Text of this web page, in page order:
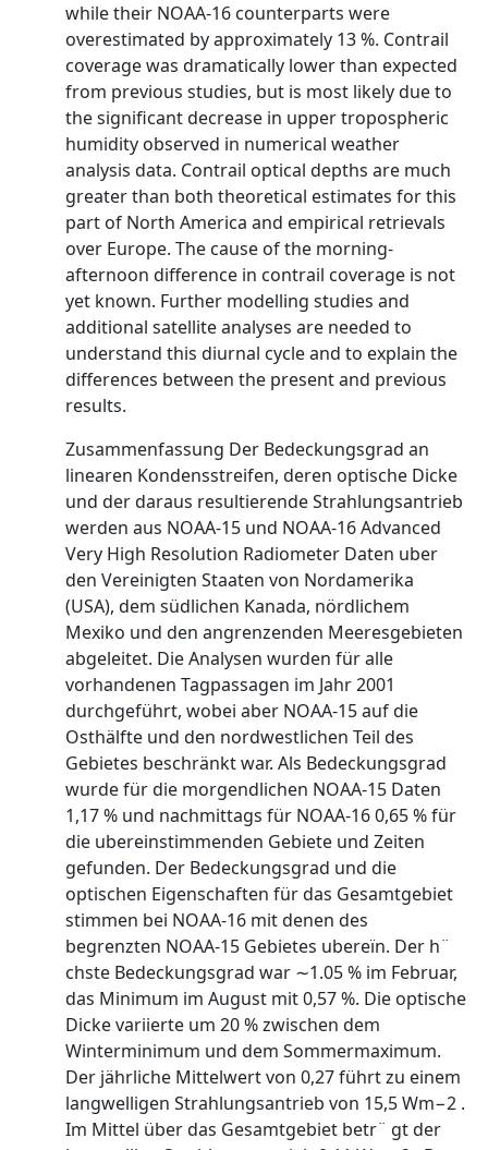
while their NOAA-16 counterparts were
overestimated by approximately 13 %. Contrail
coverage was dramatically lower than expected
from previous studies, but is most likely due to
the significant decrease in upper tropospheric
humidity observed in numerical weather
analysis data. Contrail optical depths are much
greater than both theoretical estimates for this
part of North America and empirical retrievals
over Europe. The cause of the morning-
afternoon difference in contrail coverage is not
yet known. Further modelling studies and
additional satellite analyses are needed to
understand this diurnal cycle and to explain the
differences between the present and previous
results.
Zusammenfassung Der Bedeckungsgrad an
linearen Kondensstreifen, deren optische Dicke
und der daraus resultierende Strahlungsantrieb
werden aus NOAA-15 und NOAA-16 Advanced
Very High Resolution Radiometer Daten uber
den Vereinigten Staaten von Nordamerika
(USA), dem südlichen Kanada, nördlichem
Mexiko und den angrenzenden Meeresgebieten
abgeleitet. Die Analysen wurden für alle
vorhandenen Tagpassagen im Jahr 2001
durchgeführt, wobei aber NOAA-15 auf die
Osthälfte und den nordwestlichen Teil des
Gebietes beschränkt war. Als Bedeckungsgrad
wurde für die morgendlichen NOAA-15 Daten
1,17 % und nachmittags für NOAA-16 0,65 % für
die ubereinstimmenden Gebiete und Zeiten
gefunden. Der Bedeckungsgrad und die
optischen Eigenschaften für das Gesamtgebiet
stimmen bei NOAA-16 mit denen des
begrenzten NOAA-15 Gebietes ubereïn. Der h¨
chste Bedeckungsgrad war ∼1.05 % im Februar,
das Minimum im August mit 0,57 %. Die optische
Dicke variierte um 20 % zwischen dem
Winterminimum und dem Sommermaximum.
Der jährliche Mittelwert von 0,27 führt zu einem
langwelligen Strahlungsantrieb von 15,5 Wm−2 .
Im Mittel über das Gesamtgebiet betr¨ gt der